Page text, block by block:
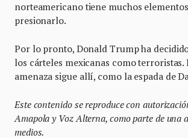
norteamericano tiene muchos
presionarlo.
Por lo pronto, Donald Trump ha
los cárteles mexicanas como terroristas.
amenaza sigue allí, como la espada de
Este contenido se reproduce con
Amapola y Voz Alterna, como parte de una
medios.